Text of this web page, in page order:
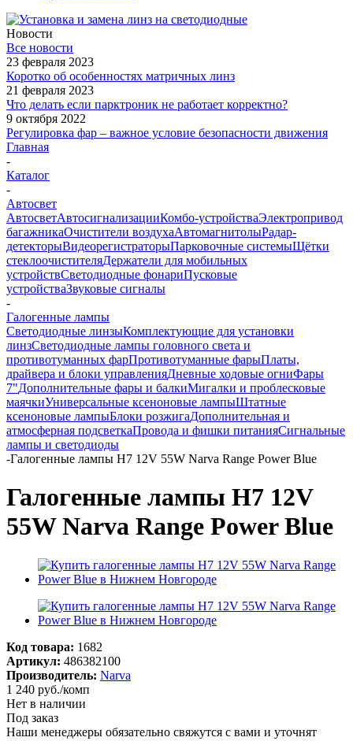
Новости
Все новости
23 февраля 2023
Коротко об особенностях матричных линз
21 февраля 2023
Что делать если парктроник не работает корректно?
9 октября 2022
Регулировка фар – важное условие безопасности движения
Главная
-
Каталог
-
Автосвет
АвтосветАвтосигнализацииКомбо-устройстваЭлектропривод
багажникаОчистители воздухаАвтомагнитолыРадар-
детекторыВидеорегистраторыПарковочные системыЩётки
стеклоочистителяДержатели для мобильных
устройствСветодиодные фонариПусковые
устройстваЗвуковые сигналы
-
Галогенные лампы
Светодиодные линзыКомплектующие для установки
линзСветодиодные лампы головного света и
противотуманных фарПротивотуманные фарыПлаты,
драйвера и блоки управленияДневные ходовые огниФары
7"Дополнительные фары и балкиМигалки и проблесковые
маячкиУниверсальные ксеноновые лампыШтатные
ксеноновые лампыБлоки розжигаДополнительная и
атмосферная подсветкаПровода и фишки питанияCигнальные
лампы и светодиоды
-Галогенные лампы H7 12V 55W Narva Range Power Blue
Галогенные лампы H7 12V
55W Narva Range Power Blue
Код товара: 1682
Артикул: 486382100
Производитель: Narva
1 240 руб./комп
Нет в наличии
Под заказ
Наши менеджеры обязательно свяжутся с вами и уточнят